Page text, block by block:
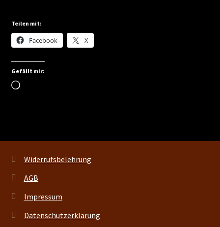
Teilen mit:
Facebook X
Gefällt mir:
Wird
Widerrufsbelehrung
AGB
Impressum
Datenschutzerklärung